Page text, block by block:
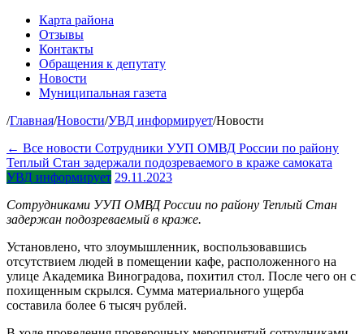
Карта района
Отзывы
Контакты
Обращения к депутату
Новости
Муниципальная газета
/Главная/Новости/УВД информирует/Новости
← Все новости Сотрудники УУП ОМВД России по району
Теплый Стан задержали подозреваемого в краже самоката
УВД информирует 29.11.2023
Сотрудниками УУП ОМВД России по району Теплый Стан
задержан подозреваемый в краже.
Установлено, что злоумышленник, воспользовавшись
отсутствием людей в помещении кафе, расположенного на
улице Академика Виноградова, похитил стол. После чего он с
похищенным скрылся. Сумма материального ущерба
составила более 6 тысяч рублей.